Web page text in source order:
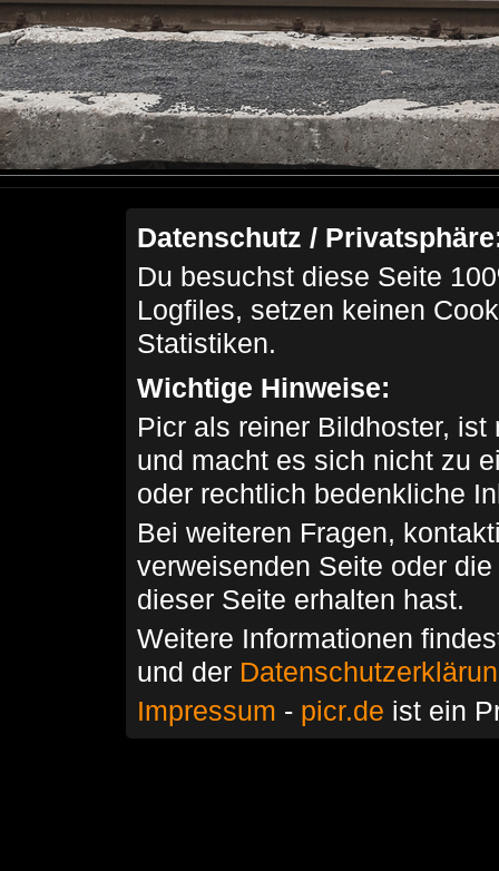
Datenschutz /
Du besuchst diese Seite
Logfiles, setzen keinen
Statistiken.
Wichtige Hinweise:
Picr als reiner Bildhoster,
und macht es sich nicht zu
oder rechtlich bedenkliche
Bei weiteren Fragen,
verweisenden Seite oder
dieser Seite erhalten hast.
Weitere Informationen
und der
Impressum - picr.de ist ein